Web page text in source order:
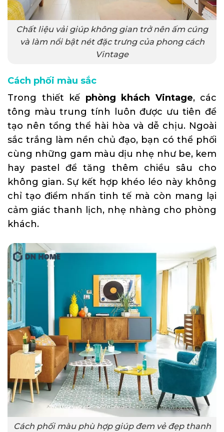
Chất liệu vải giúp không gian trở nên ấm cúng
và làm nổi bật nét đặc trưng của phong cách
Vintage
Cách phối màu sắc
Trong thiết kế phòng khách Vintage, các
tông màu trung tính luôn được ưu tiên để
tạo nên tổng thể hài hòa và dễ chịu. Ngoài
sắc trắng làm nền chủ đạo, bạn có thể phối
cùng những gam màu dịu nhẹ như be, kem
hay pastel để tăng thêm chiều sâu cho
không gian. Sự kết hợp khéo léo này không
chỉ tạo điểm nhấn tinh tế mà còn mang lại
cảm giác thanh lịch, nhẹ nhàng cho phòng
khách.
Cách phối màu phù hợp giúp đem vẻ đẹp thanh